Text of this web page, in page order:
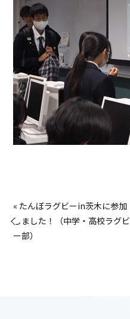
« たんぼラグビーin茨木に参加
しました！（中学・高校ラグビ
ー部）